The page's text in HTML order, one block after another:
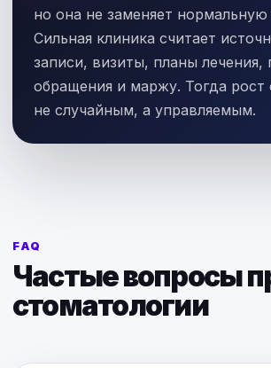
но она не заменяет
Сильная клиника считает
записи, визиты, планы лечения,
обращения и маржу. Тогда рост
не случайным, а управляемым.
FAQ
Частые вопросы
стоматологии